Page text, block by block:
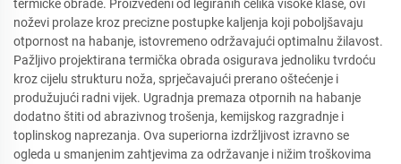
termičke obrade. Proizvedeni od legiranih čelika visoke klase, ovi
noževi prolaze kroz precizne postupke kaljenja koji poboljšavaju
otpornost na habanje, istovremeno održavajući optimalnu žilavost.
Pažljivo projektirana termička obrada osigurava jednoliku tvrdoću
kroz cijelu strukturu noža, sprječavajući prerano oštećenje i
produžujući radni vijek. Ugradnja premaza otpornih na habanje
dodatno štiti od abrazivnog trošenja, kemijskog razgradnje i
toplinskog naprezanja. Ova superiorna izdržljivost izravno se
ogleda u smanjenim zahtjevima za održavanje i nižim troškovima